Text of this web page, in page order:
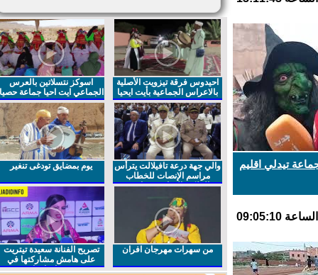
تيدلي اقليم
احيدوس فرقة تيزويت الأصلية
بالاعراس الجماعية بأيت ايحيا
اسوكز نتسلاتين بالعرس
الجماعي ايت احيا جماعة حصيا
والي جهة درعة تافيلالت يترأس
مراسم الإنصات للخطاب
الملكي السامي بمناسبة
يوم بمضايق تودغى تنغير
من سهرات مهرجان افران
تصريح الفنانة سعيدة تيتريت
على هامش مشاركتها في
مهرجان افران